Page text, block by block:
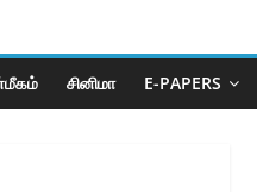
சினிமா E-PAPERS